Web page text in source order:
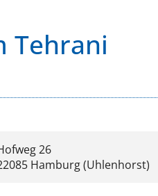
Tehrani
26
Hamburg (Uhlenhorst)